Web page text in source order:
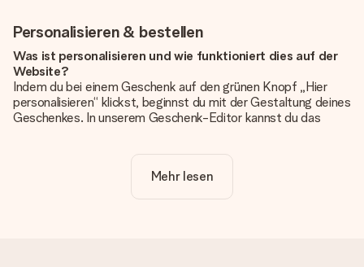
Personalisieren & bestellen
Was ist personalisieren und wie funktioniert dies auf der
Website?
Indem du bei einem Geschenk auf den grünen Knopf „Hier
personalisieren“ klickst, beginnst du mit der Gestaltung deines
Geschenkes. In unserem Geschenk-Editor kannst du das
noch eines unserer angebotenen Designs, um deinem
Geschenk die perfekte Ausstrahlung zu verleihen.
Mehr lesen